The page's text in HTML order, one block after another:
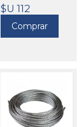
$U 112
Comprar